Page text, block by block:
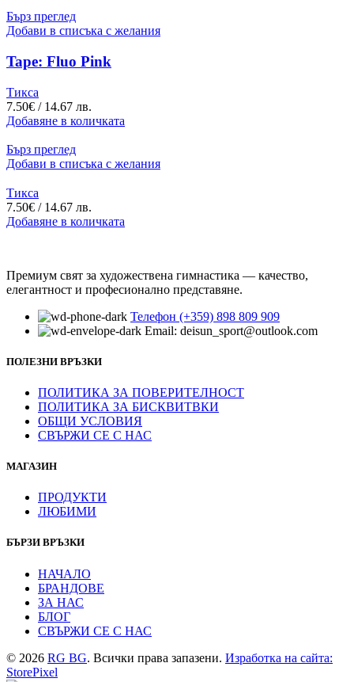
Бърз преглед
Добави в списъка с желания
Tape: Fluo Pink
Тикса
7.50€ / 14.67 лв.
Добавяне в количката
Бърз преглед
Добави в списъка с желания
Тикса
7.50€ / 14.67 лв.
Добавяне в количката
Премиум свят за художествена гимнастика — качество,
елегантност и професионално представяне.
Телефон (+359) 898 809 909
Email: deisun_sport@outlook.com
ПОЛЕЗНИ ВРЪЗКИ
ПОЛИТИКА ЗА ПОВЕРИТЕЛНОСТ
ПОЛИТИКА ЗА БИСКВИТВКИ
ОБЩИ УСЛОВИЯ
СВЪРЖИ СЕ С НАС
МАГАЗИН
ПРОДУКТИ
ЛЮБИМИ
БЪРЗИ ВРЪЗКИ
НАЧАЛО
БРАНДОВЕ
ЗА НАС
БЛОГ
СВЪРЖИ СЕ С НАС
© 2026 RG BG. Всички права запазени. Изработка на сайта:
StorePixel